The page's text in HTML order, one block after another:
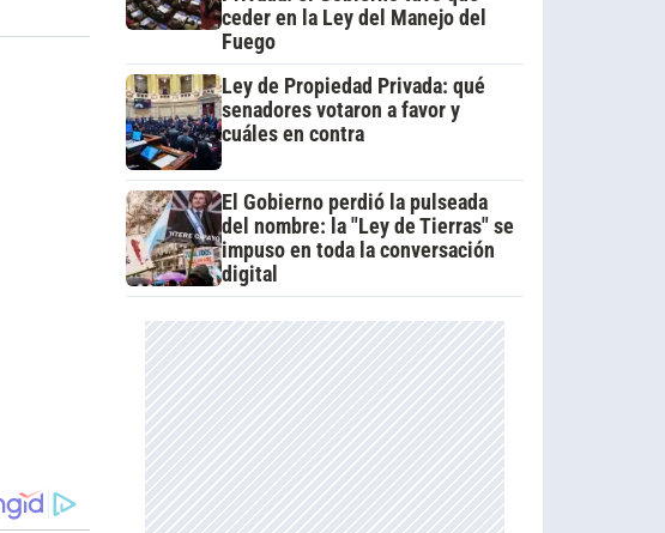
ceder en la Ley del Manejo del
Fuego
Ley de Propiedad Privada: qué
senadores votaron a favor y
cuáles en contra
El Gobierno perdió la pulseada
del nombre: la "Ley de Tierras" se
impuso en toda la conversación
digital